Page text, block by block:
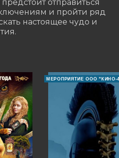
отправиться
и пройти ряд
настоящее чудо и
МЕРОПРИЯТИЕ ООО "КИНО-